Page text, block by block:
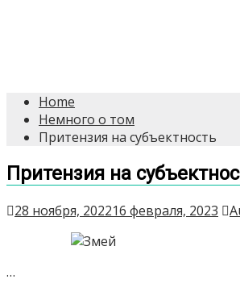
Home
Немного о том
Притензия на субъектность
Притензия на
28 ноября, 202216 февраля, 2023
…